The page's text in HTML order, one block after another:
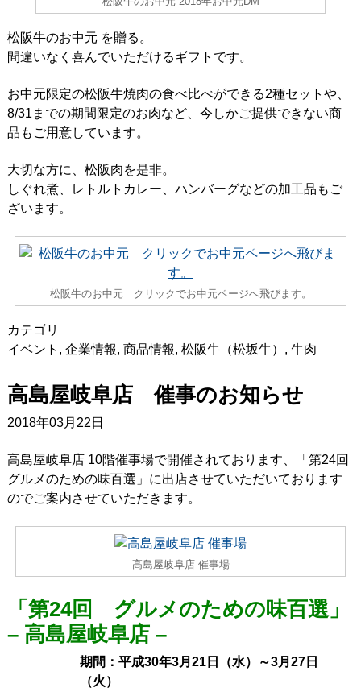
松阪牛のお中元 を贈る。
間違いなく喜んでいただけるギフトです。
お中元限定の松阪牛焼肉の食べ比べができる2種セットや、
8/31までの期間限定のお肉など、今しかご提供できない商
品もご用意しています。
大切な方に、松阪肉を是非。
しぐれ煮、レトルトカレー、ハンバーグなどの加工品もご
ざいます。
松阪牛のお中元 クリックでお中元ページへ飛びます。
カテゴリ
イベント , 企業情報, 商品情報, 松阪牛（松坂牛） , 牛肉
高島屋岐阜店 催事のお知らせ
2018年03月22日
高島屋岐阜店 10階催事場で開催されております、「第24回
グルメのための味百選」に出店させていただいております
のでご案内させていただきます。
高島屋岐阜店 催事場
「第24回 グルメのための味百選」
– 高島屋岐阜店 –
期間：平成30年3月21日（水）～3月27日
（火）